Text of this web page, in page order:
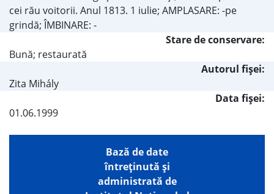
cei rău voitorii. Anul 1813. 1 iulie; AMPLASARE: -pe
grindă; ÎMBINARE: -
Stare de conservare:
Bună; restaurată
Autorul fişei:
Zita Mihály
Data fișei:
01.06.1999
Bază de date
întreţinută şi
administrată de